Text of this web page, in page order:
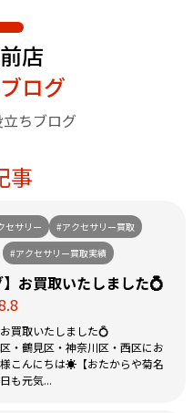
店
ログ
ちブログ
事
セサリー
#アクセサリー買取
#アクセサリー買取実績
】お買取いたしました💍
お買取いたしました💍
・鶴見区・神奈川区・西区にお
こんにちは☀️【おたからや菊名
も元気...